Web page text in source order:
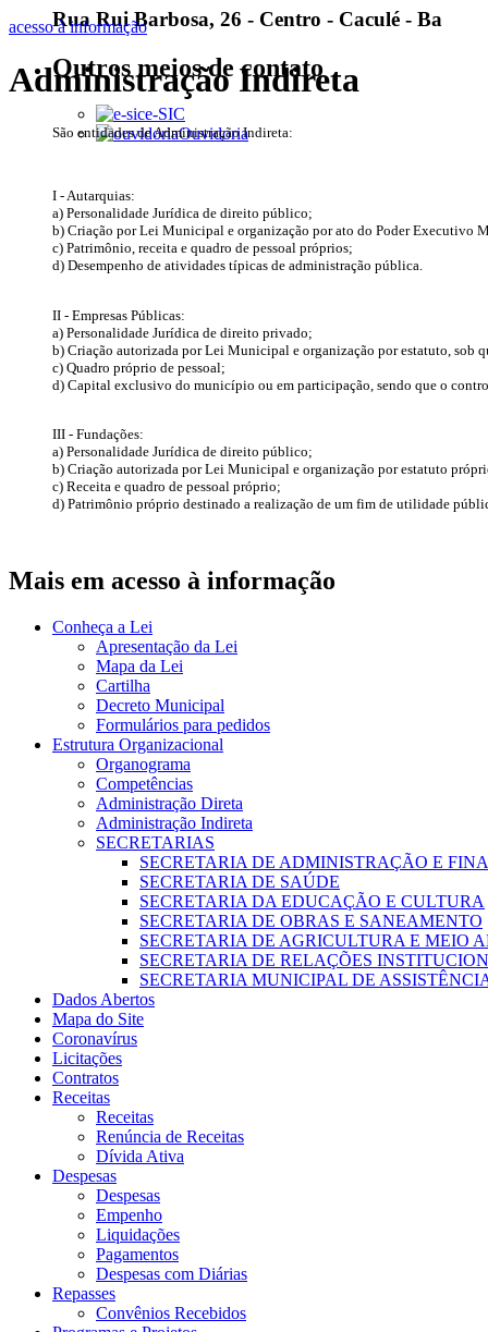
Rua Rui Barbosa, 26 - Centro - Caculé - Ba
Outros meios de contato
e-SIC
Ouvidoria
acesso à informação
Administração Indireta
São entidades de Administração Indireta:
I - Autarquias:
a) Personalidade Jurídica de direito público;
b) Criação por Lei Municipal e organização por ato do Poder Executivo
c) Patrimônio, receita e quadro de pessoal próprios;
d) Desempenho de atividades típicas de administração pública.
II - Empresas Públicas:
a) Personalidade Jurídica de direito privado;
b) Criação autorizada por Lei Municipal e organização por estatuto, sob
c) Quadro próprio de pessoal;
d) Capital exclusivo do município ou em participação, sendo que o
III - Fundações:
a) Personalidade Jurídica de direito público;
b) Criação autorizada por Lei Municipal e organização por estatuto
c) Receita e quadro de pessoal próprio;
d) Patrimônio próprio destinado a realização de um fim de utilidade
Mais em acesso à informação
Conheça a Lei
Apresentação da Lei
Mapa da Lei
Cartilha
Decreto Municipal
Formulários para pedidos
Estrutura Organizacional
Organograma
Competências
Administração Direta
Administração Indireta
SECRETARIAS
SECRETARIA DE ADMINISTRAÇÃO E
SECRETARIA DE SAÚDE
SECRETARIA DA EDUCAÇÃO E CULTURA
SECRETARIA DE OBRAS E SANEAMENTO
SECRETARIA DE AGRICULTURA E MEIO
SECRETARIA DE RELAÇÕES
SECRETARIA MUNICIPAL DE
Dados Abertos
Mapa do Site
Coronavírus
Licitações
Contratos
Receitas
Receitas
Renúncia de Receitas
Dívida Ativa
Despesas
Despesas
Empenho
Liquidações
Pagamentos
Despesas com Diárias
Repasses
Convênios Recebidos